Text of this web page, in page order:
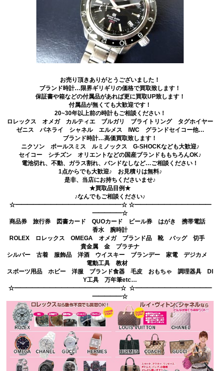
お売り頂きありがとうございました！
ブランド時計…限界ギリギリの価格で買取致します！
保証書や箱などの付属品があれば更に買取UP致します！
付属品が無くても大歓迎です！
20~30年以上前の時計もご相談ください！
ロレックス オメガ カルティエ ブルガリ ブライトリング タグホイヤー
ゼニス パネライ シャネル エルメス IWC グランドセイコー他…
ブランド時計…高価買取致します！
ニクソン ポールスミス ルミノックス G-SHOCKなども大歓迎♪
セイコー シチズン オリエントなどの国産ブランドももちろんOK♪
電池切れ、不動、ガラス割れ、バンドなしなど…ご相談ください！
1点からでも大歓迎♪ お見積りは無料♪
是非、当店にお持ちくださいませ♪
★買取品目例★
♪なんでもご相談ください♪
☆━━━━━━━━━━━━━━━━━━☆ ☆━━━━━━━━━━━━━
━━━━━☆
商品券 旅行券 図書カード QUOカード ビール券 はがき 携帯電話
香水 腕時計
ROLEX ロレックス OMEGA オメガ ブランド品 靴 バッグ 切手
貴金属 金 プラチナ
シルバー 古着 服飾品 洋酒 ウイスキー ブランデー 家電 デジカメ
電動工具 教材
スポーツ用品 ホビー 洋服 ブランド食器 毛皮 おもちゃ 調理器具 DI
Y工具 万年筆etc…
☆━━━━━━━━━━━━━━━━━━☆ ☆━━━━━━━━━━━━━
━━━━━☆